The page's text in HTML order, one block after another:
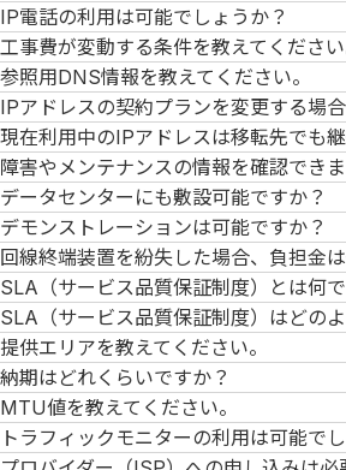
IP電話の利用は可能でしょうか？
工事費が変動する条件を教えてください
参照用DNS情報を教えてください。
IPアドレスの契約プランを変更する場
現在利用中のIPアドレスは移転先でも
障害やメンテナンスの情報を確認でき
データセンターにも敷設可能ですか？
デモンストレーションは可能ですか？
回線終端装置を紛失した場合、負担金
SLA（サービス品質保証制度）とは何
SLA（サービス品質保証制度）はどの
提供エリアを教えてください。
納期はどれくらいですか？
MTU値を教えてください。
トラフィックモニターの利用は可能で